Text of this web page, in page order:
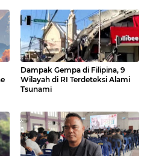
Dampak Gempa di Filipina, 9
Wilayah di RI Terdeteksi Alami
Tsunami